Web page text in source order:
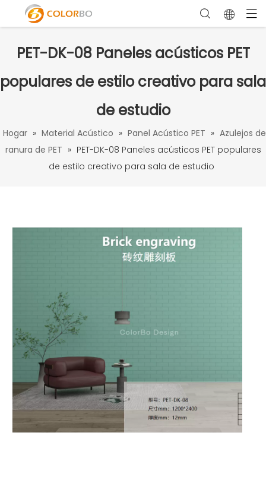
PET-DK-08 Paneles acústicos PET
populares de estilo creativo para sala
de estudio
Hogar » Material Acústico » Panel Acústico PET » Azulejos de
ranura de PET » PET-DK-08 Paneles acústicos PET populares
de estilo creativo para sala de estudio